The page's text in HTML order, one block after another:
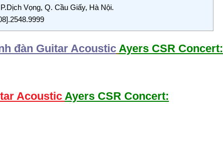
Vọng, Q. Cầu Giấy, Hà Nội.
đàn Guitar Acoustic Ayers CSR Concert:
Acoustic Ayers CSR Concert: